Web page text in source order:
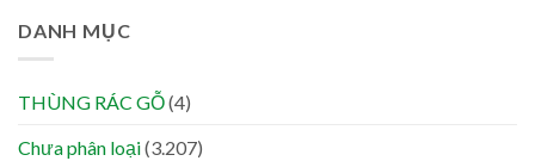
DANH MỤC
THÙNG RÁC GỖ(4)
Chưa phân loại(3.207)